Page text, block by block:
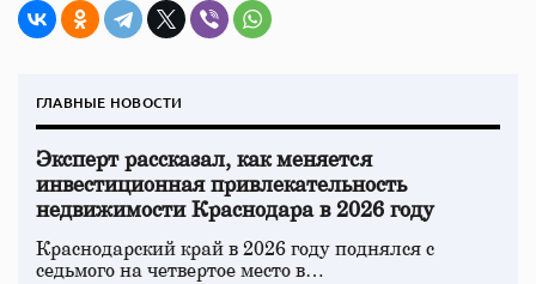
ГЛАВНЫЕ НОВОСТИ
Эксперт рассказал, как меняется
инвестиционная привлекательность
недвижимости Краснодара в 2026 году
Краснодарский край в 2026 году поднялся с
седьмого на четвертое место в…